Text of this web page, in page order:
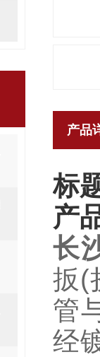
产品
标
产
长
扳(
管
经